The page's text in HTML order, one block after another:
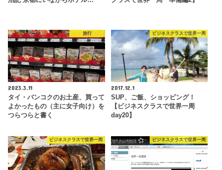
旅行
2023.3.11
タイ・バンコクのお土産、買って
よかったもの（主に女子向け）を
つらつらと書く
ビジネスクラスで世界一周
2017.12.1
SUP、ご飯、ショッピング！
【ビジネスクラスで世界一周
day20】
ビジネスクラスで世界一周 ビジネスクラスで世界一周